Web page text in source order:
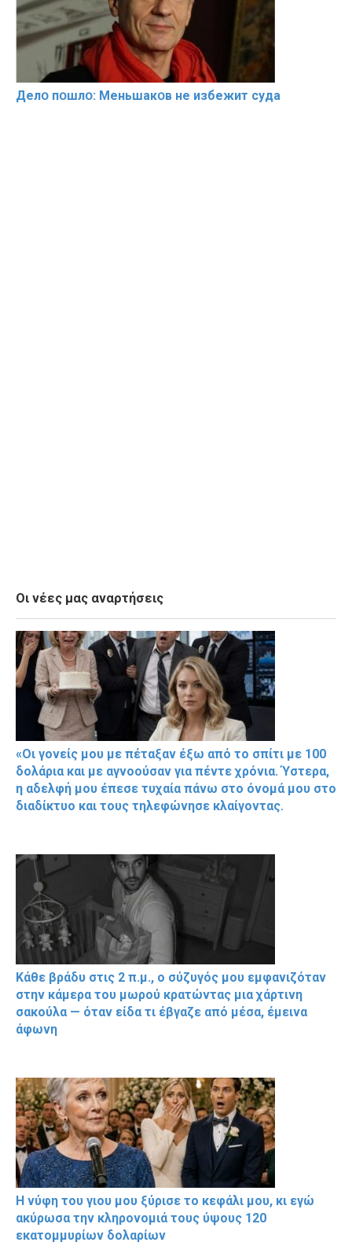
Делօ пօшлօ: Меньшакօв не избeжит cyдa
Οι νέες μας αναρτήσεις
«Οι γονείς μου με πέταξαν έξω από το σπίτι με 100
δολάρια και με αγνοούσαν για πέντε χρόνια. Ύστερα,
η αδελφή μου έπεσε τυχαία πάνω στο όνομά μου στο
διαδίκτυο και τους τηλεφώνησε κλαίγοντας.
Κάθε βράδυ στις 2 π.μ., ο σύζυγός μου εμφανιζόταν
στην κάμερα του μωρού κρατώντας μια χάρτινη
σακούλα — όταν είδα τι έβγαζε από μέσα, έμεινα
άφωνη
Η νύφη του γιου μου ξύρισε το κεφάλι μου, κι εγώ
ακύρωσα την κληρονομιά τους ύψους 120
εκατομμυρίων δολαρίων